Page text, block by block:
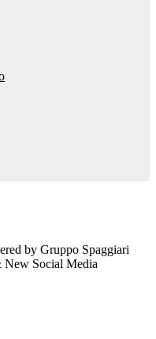
by Gruppo Spaggiari
New Social Media